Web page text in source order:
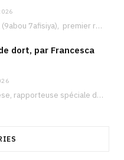
Le cave de Hafisa (9abou 7afisiya), premier roman du journaliste tunisien Mohamed Amine Ben Hlel,…
dort, par Francesca
Francesca Albanese, rapporteuse spéciale de l’ONU sur les territoires palestiniens occupés, était à Tunis pour…